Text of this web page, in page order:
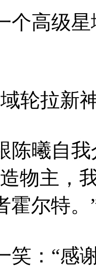
高级星
轮拉新
曦自我
物主，
霍尔特。
：“感